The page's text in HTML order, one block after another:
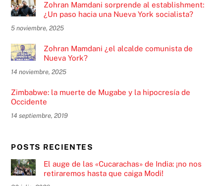
Zohran Mamdani sorprende al establishment:
¿Un paso hacia una Nueva York socialista?
5 noviembre, 2025
Zohran Mamdani ¿el alcalde comunista de
Nueva York?
14 noviembre, 2025
Zimbabwe: la muerte de Mugabe y la hipocresía de
Occidente
14 septiembre, 2019
POSTS RECIENTES
El auge de las «Cucarachas» de India: ¡no nos
retiraremos hasta que caiga Modi!